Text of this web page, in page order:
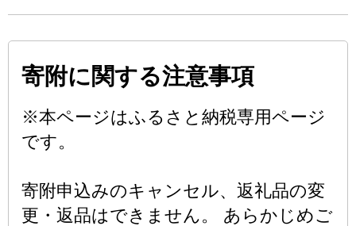
寄附に関する注意事項
※本ページはふるさと納税専用ページ
です。
寄附申込みのキャンセル、返礼品の変
更・返品はできません。 あらかじめご